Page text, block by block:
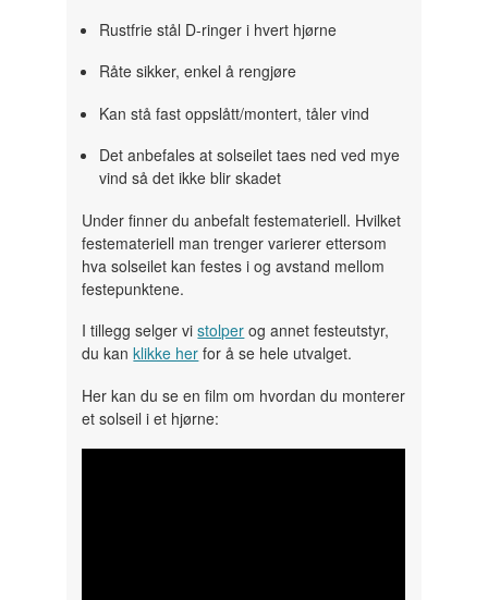
Rustfrie stål D-ringer i hvert hjørne
Råte sikker, enkel å rengjøre
Kan stå fast oppslått/montert, tåler vind
Det anbefales at solseilet taes ned ved mye
vind så det ikke blir skadet
Under finner du anbefalt festemateriell. Hvilket
festemateriell man trenger varierer ettersom
hva solseilet kan festes i og avstand mellom
festepunktene.
I tillegg selger vistolper og annet festeutstyr,
du kanklikke her for å se hele utvalget.
Her kan du se en film om hvordan du monterer
et solseil i et hjørne: